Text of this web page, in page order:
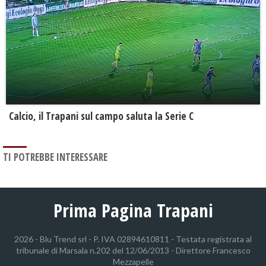
Calcio, il Trapani sul campo saluta la Serie C
TI POTREBBE INTERESSARE
Prima Pagina Trapani
2026 - Blu Trend srl - P. IVA 02894610811 - Testata registrata al
tribunale di Marsala n.202 del 12/06/2013 - Direttore Francesco
Mezzapelle